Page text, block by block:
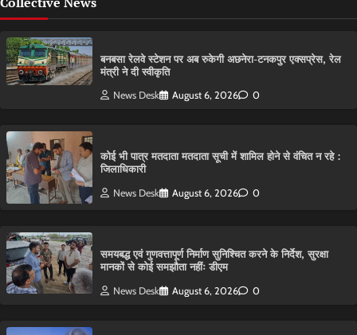
बनबसा रेलवे स्टेशन पर अब रुकेगी अछनेरा-टनकपुर एक्सप्रेस, रेल
मंत्री ने दी स्वीकृति
News Desk August 6, 2026 0
कोई भी पात्र मतदाता मतदाता सूची में शामिल होने से वंचित न रहे :
जिलाधिकारी
News Desk August 6, 2026 0
समयबद्ध एवं गुणवत्तापूर्ण निर्माण सुनिश्चित करने के निर्देश, सुरक्षा
मानकों से कोई समझौता नहींः डीएम
News Desk August 6, 2026 0